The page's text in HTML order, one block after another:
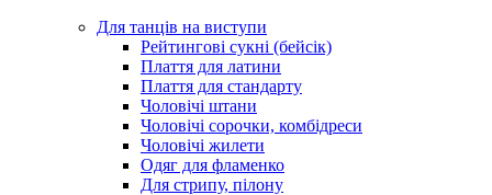
Для танців на виступи
Рейтингові сукні (бейсік)
Плаття для латини
Плаття для стандарту
Чоловічі штани
Чоловічі сорочки, комбідреси
Чоловічі жилети
Одяг для фламенко
Для стрипу, пілону